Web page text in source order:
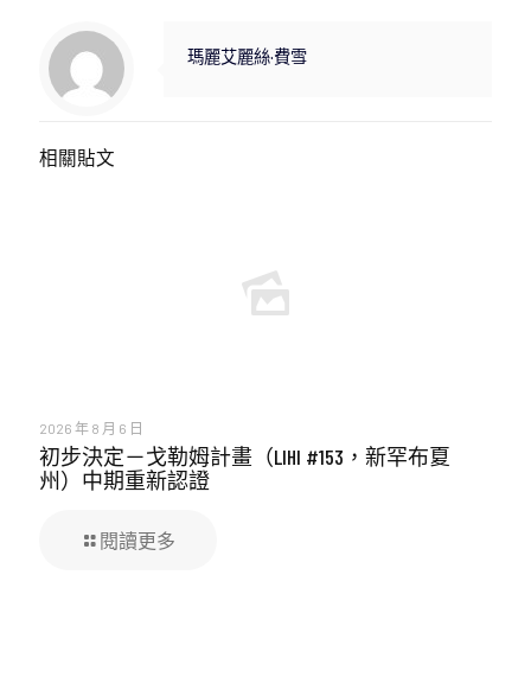
瑪麗艾麗絲·費雪
相關貼文
2026 年 8 月 6 日
初步決定－戈勒姆計畫（LIHI #153，新罕布夏
州）中期重新認證
閱讀更多